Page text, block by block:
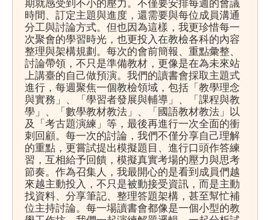
期就感受到不小的壓力。不僅要安排每週的會議
時間、訂定主題與進度，還需要與每位成員溝通
分工與討論方式。但也因為這樣，我更珍惜每一
次聚會的學習時光，也更投入在教檢各科的內容
整理與架構規劃。每次的會前簡報、重點彙整、
討論帶領，不只是準備教材，更像是在為未來站
上講臺的自己做預演。我們的讀書會採取主題式
進行，每週聚焦一個教檢領域，包括「教學理念
與實務」、「學習者發展與輔導」、「課程與教
學」、「數學教材教法」、「國語教材教法」以
及「考古題演練」等，最後再進行一次全面的衝
刺回顧。每一次的討論，我們不僅分享自己理解
的重點，更嘗試提出模擬題目、進行口頭作答練
習，互相給予回饋，模擬真實考場的壓力與思考
節奏。作為召集人，我最開心的是看到成員們越
來越主動投入，不只是被動接受資訊，而是主動
找資料、分享筆記、整理答題架構，甚至幫忙補
位主持討論。每一場讀書會都像是一個小型的教